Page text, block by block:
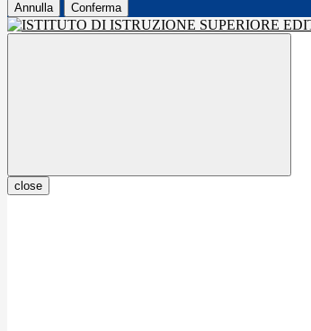
Annulla Conferma
close